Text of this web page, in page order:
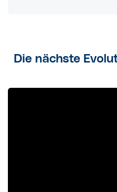
Die nächste